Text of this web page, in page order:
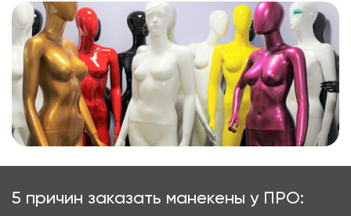
5 причин заказать манекены у ПРО: